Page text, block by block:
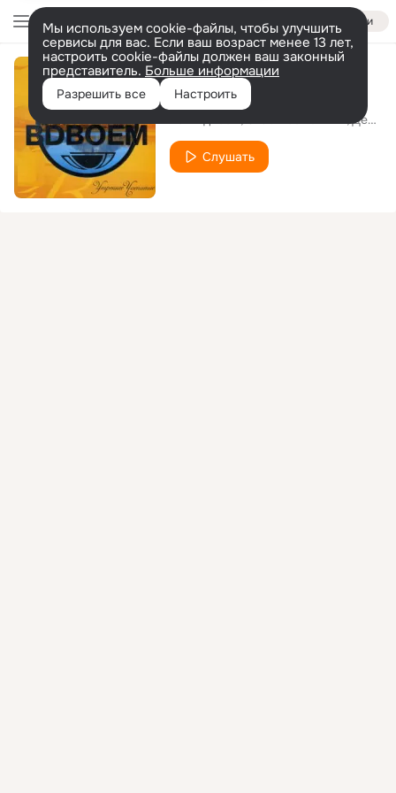
Войти
Мы используем cookie-файлы, чтобы улучшить
сервисы для вас. Если ваш возраст менее 13 лет,
настроить cookie-файлы должен ваш законный
представитель. Больше информации
Разрешить все Настроить
Милая
Денис Клявер
Слушать